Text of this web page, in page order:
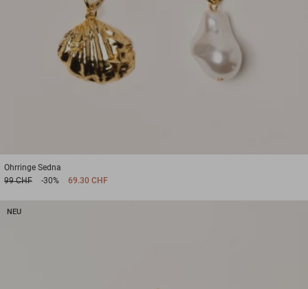
Ohrringe Sedna
99 CHF
-30% 69.30 CHF
NEU